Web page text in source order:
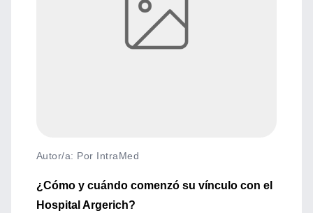
Autor/a: Por IntraMed
¿Cómo y cuándo comenzó su vínculo con el
Hospital Argerich?